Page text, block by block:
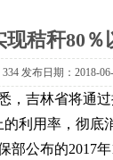
秸秆80％
发布日期：2018-
，吉林省将通
利用率，彻底
公布的2017年